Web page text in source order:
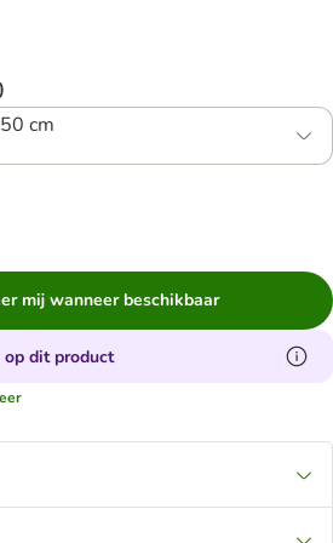
cm
mij wanneer beschikbaar
op dit product